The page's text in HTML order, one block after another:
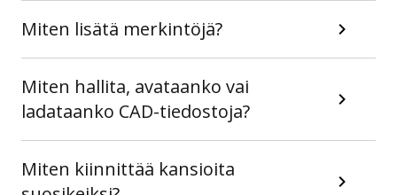
Miten lisätä merkintöjä?
Miten hallita, avataanko vai
ladataanko CAD-tiedostoja?
Miten kiinnittää kansioita